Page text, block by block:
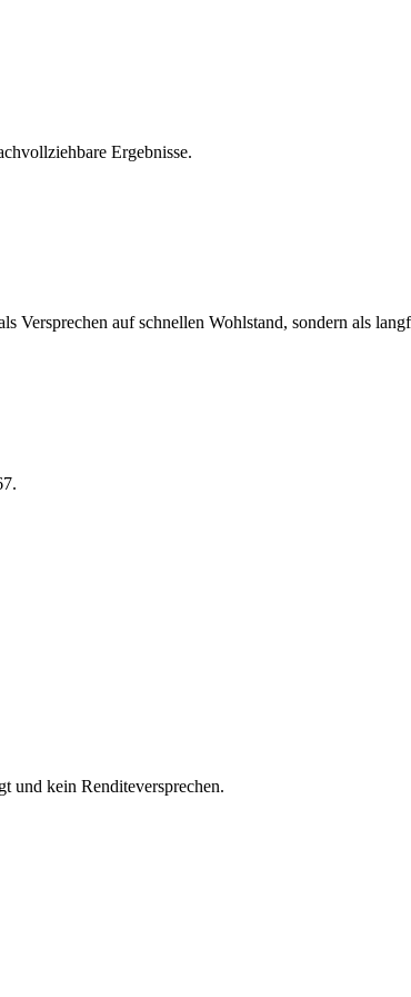
Ergebnisse.
auf schnellen Wohlstand, sondern als
und kein Renditeversprechen.